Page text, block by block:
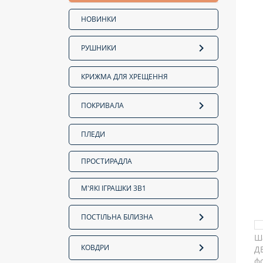
НОВИНКИ
РУШНИКИ
КРИЖМА ДЛЯ ХРЕЩЕННЯ
ПОКРИВАЛА
ПЛЕДИ
ПРОСТИРАДЛА
М'ЯКІ ІГРАШКИ 3В1
ПОСТІЛЬНА БІЛИЗНА
КОВДРИ